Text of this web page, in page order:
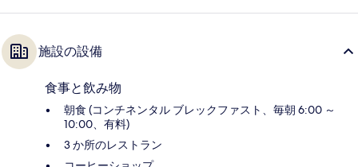
施設の設備
食事と飲み物
朝食 (コンチネンタル ブレックファスト、毎朝 6:00 ～
10:00、有料)
3 か所のレストラン